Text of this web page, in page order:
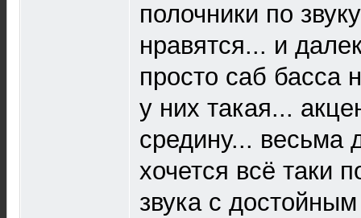
полочники по
нравятся... и
просто саб басса
у них такая...
средину... весьма
хочется всё таки
звука с